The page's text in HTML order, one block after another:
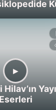
▶︎
Eserleri